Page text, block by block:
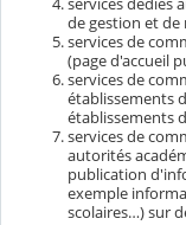
de gestion et de
services de
(page d'accueil
services de
établissements
établissements
services de
autorités
publication
exemple
scolaires…) sur